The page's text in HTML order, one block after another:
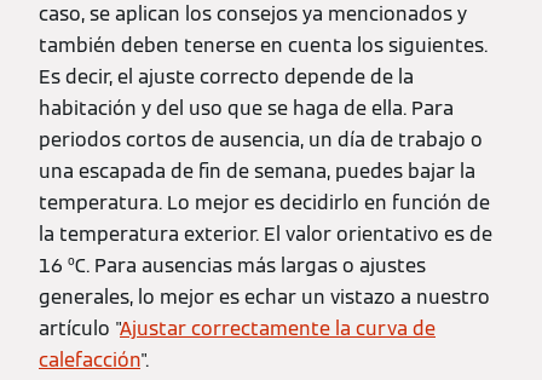
caso, se aplican los consejos ya mencionados y
también deben tenerse en cuenta los siguientes.
Es decir, el ajuste correcto depende de la
habitación y del uso que se haga de ella. Para
periodos cortos de ausencia, un día de trabajo o
una escapada de fin de semana, puedes bajar la
temperatura. Lo mejor es decidirlo en función de
la temperatura exterior. El valor orientativo es de
16 ºC. Para ausencias más largas o ajustes
generales, lo mejor es echar un vistazo a nuestro
artículo "Ajustar correctamente la curva de
calefacción".